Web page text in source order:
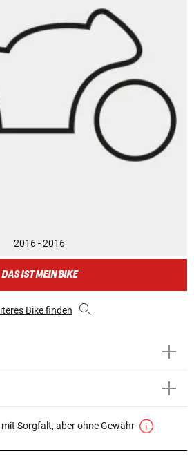
2016 - 2016
DAS IST MEIN BIKE
Bike finden
Sorgfalt, aber ohne Gewähr